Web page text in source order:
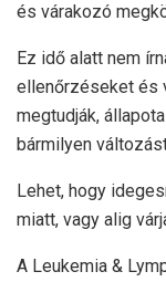
és várakozó
Ez idő alatt nem
ellenőrzéseket és
megtudják,
bármilyen
Lehet, hogy
miatt, vagy alig
A Leukemia &